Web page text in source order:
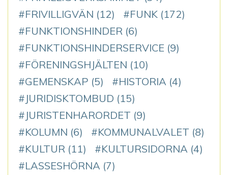
FRIVILLIGVÄN (12) FUNK (172)
FUNKTIONSHINDER (6)
FUNKTIONSHINDERSERVICE (9)
FÖRENINGSHJÄLTEN (10)
GEMENSKAP (5) HISTORIA (4)
JURIDISKTOMBUD (15)
JURISTENHARORDET (9)
KOLUMN (6) KOMMUNALVALET (8)
KULTUR (11) KULTURSIDORNA (4)
LASSESHÖRNA (7)